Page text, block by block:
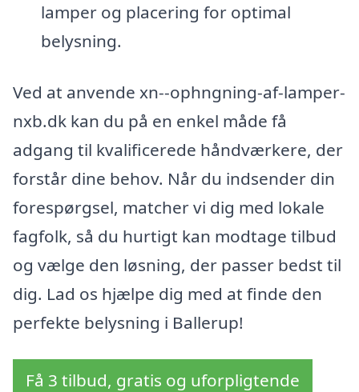
lamper og placering for optimal
belysning.
Ved at anvende xn--ophngning-af-lamper-
nxb.dk kan du på en enkel måde få
adgang til kvalificerede håndværkere, der
forstår dine behov. Når du indsender din
forespørgsel, matcher vi dig med lokale
fagfolk, så du hurtigt kan modtage tilbud
og vælge den løsning, der passer bedst til
dig. Lad os hjælpe dig med at finde den
perfekte belysning i Ballerup!
Få 3 tilbud, gratis og uforpligtende